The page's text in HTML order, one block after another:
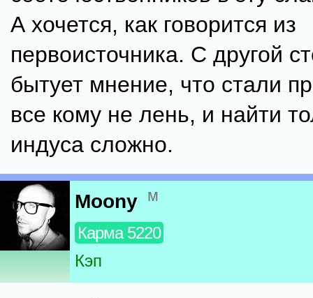
А хочется, как говорится из
первоисточника. С другой
бытует мнение, что стали
все кому не лень, и найти
индуса сложно.
Moony м
Карма 5220
Кэп